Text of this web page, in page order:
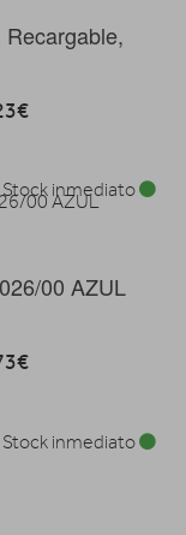
00 AZUL
Stock inmediato
Stock inmediato